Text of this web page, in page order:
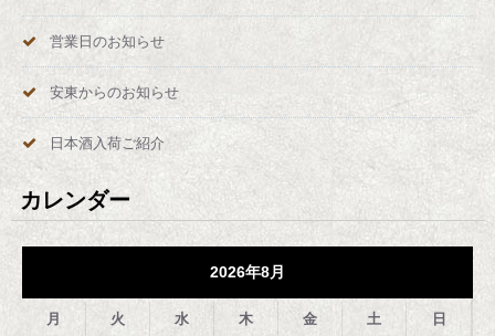
営業日のお知らせ
安東からのお知らせ
日本酒入荷ご紹介
カレンダー
2026年8月
月 火 水 木 金 土 日